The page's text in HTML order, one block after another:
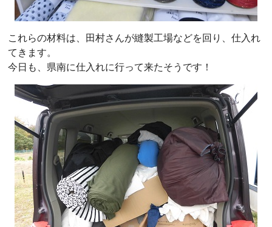
これらの材料は、田村さんが縫製工場などを回り、仕入れ
てきます。
今日も、県南に仕入れに行って来たそうです！